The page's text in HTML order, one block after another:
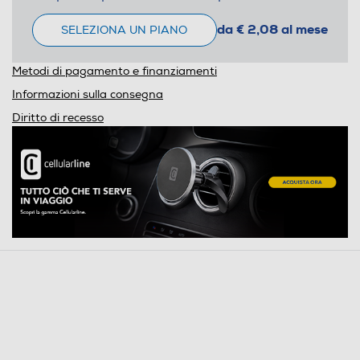
SELEZIONA UN PIANO da € 2,08 al mese
Metodi di pagamento e finanziamenti
Informazioni sulla consegna
Diritto di recesso